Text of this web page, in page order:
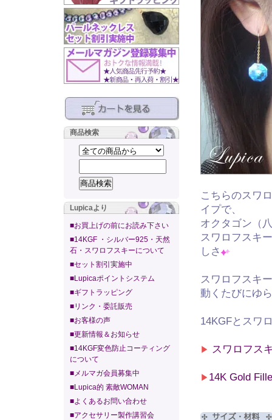
商品検索
Lupicaより
■お買上げの前にお読み下さい
■14KGF ・シルバー925・天然
石・スワロフスキーについて
■セット割引実施中
■Lupicaポイントシステム
■ギフトラッピング
■リンク・委託販売
■お客様の声
■更新情報＆お知らせ
■14KGF変色防止コーティング
について
■メルマガ会員募集中
■Lupica的 素敵WOMAN
■よくあるお問い合わせ
■アクセサリー製作講習会
こちらのスワ
イプで、
オクタゴン（
スワロフスキ
しさ
スワロフスキ
動くたびにゆ
14KGFとスワ
▶ スワロフス
▶ 14K Gold